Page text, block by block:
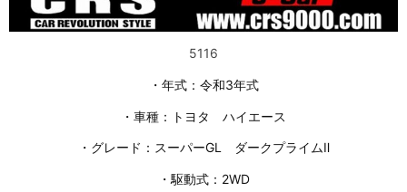
5116
・年式：令和3年式
・車種：トヨタ ハイエース
・グレード：スーパーGL ダークプライムⅡ
・駆動式：2WD